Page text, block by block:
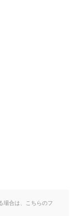
場合は、こちらのフ